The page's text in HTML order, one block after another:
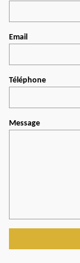
Email
Téléphone
Message